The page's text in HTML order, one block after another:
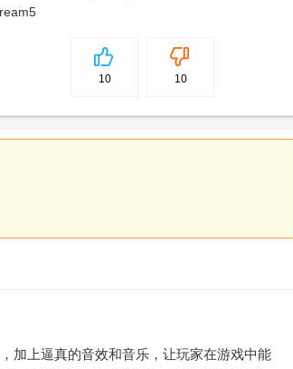
5
10 10
加上逼真的音效和音乐，让玩家在游戏中能